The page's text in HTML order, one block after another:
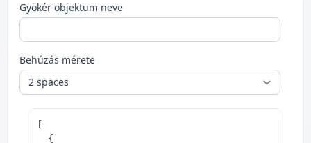
Gyökér objektum neve
Behúzás mérete